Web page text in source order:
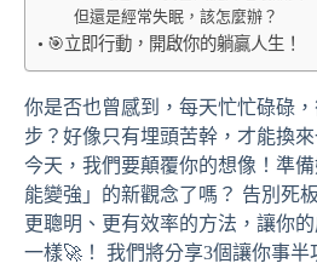
但還是經常失眠，該怎麼辦？
🎯立即行動，開啟你的躺贏人生！
你是否也曾感到，每天忙忙碌碌
步？好像只有埋頭苦幹，才能換
今天，我們要顛覆你的想像！準
能變強」的新觀念了嗎？ 告別死
更聰明、更有效率的方法，讓你
一樣🚀！ 我們將分享3個讓你事半